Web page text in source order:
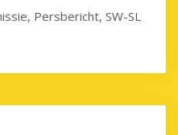
, Persbericht, SW-SL